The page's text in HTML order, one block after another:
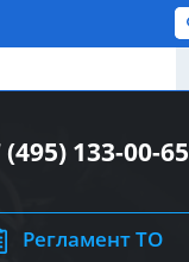
(495) 133-00-65
Регламент ТО